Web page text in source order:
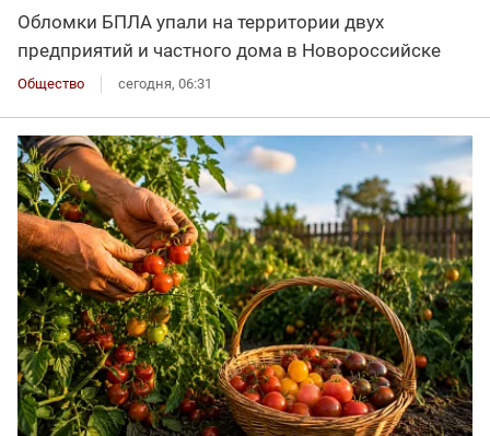
Обломки БПЛА упали на территории двух
предприятий и частного дома в Новороссийске
Общество сегодня, 06:31